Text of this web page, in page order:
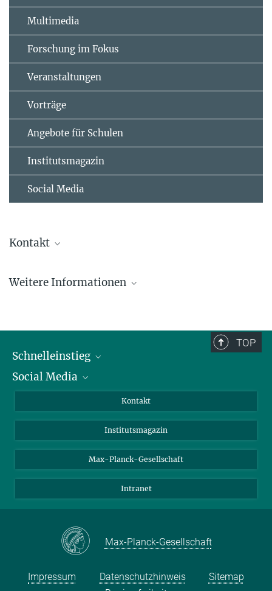
Multimedia
Forschung im Fokus
Veranstaltungen
Vorträge
Angebote für Schulen
Institutsmagazin
Social Media
Kontakt
Kommunikation & Medien
Pressesprecherin
+49 551 384979-462
Max-Planck-Institut für Sonnensystemforschung
Weitere Informationen
TOP
Schnelleinstieg
Alumni
Fördernde
Schulen
Studierende
Social Media
Bluesky
Facebook
YouTube
Kontakt
Institutsmagazin
Max-Planck-Gesellschaft
Intranet
Max-Planck-Gesellschaft
Impressum Datenschutzhinweis
Sitemap